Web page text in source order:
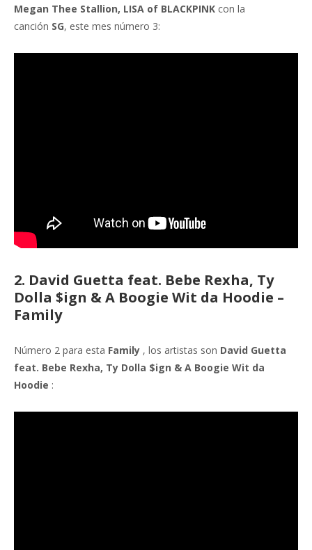
Megan Thee Stallion, LISA of BLACKPINK con la
canción SG, este mes número 3:
2. David Guetta feat. Bebe Rexha, Ty
Dolla $ign & A Boogie Wit da Hoodie –
Family
Número 2 para esta Family , los artistas son David Guetta
feat. Bebe Rexha, Ty Dolla $ign & A Boogie Wit da
Hoodie :